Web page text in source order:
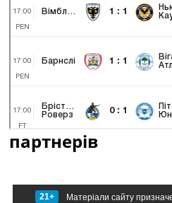
партнерів
21+ Матеріали сайту